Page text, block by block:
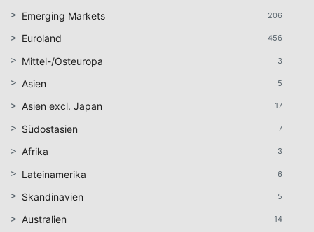
206
Emerging Markets
456
Euroland
3
Mittel-/Osteuropa
5
Asien
17
Asien excl. Japan
7
Südostasien
3
Afrika
6
Lateinamerika
5
Skandinavien
14
Australien